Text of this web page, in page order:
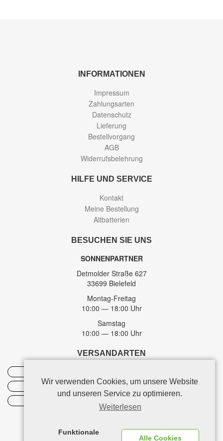
Wir verwenden Cookies, um unsere Website
und unseren Service zu optimieren.
Weiterlesen
Funktionale
Alle Cookies
INFORMATIONEN
Impressum
Zahlungsarten
Datenschutz
Lieferung
Bestellvorgang
AGB
Widerrufsbelehrung
HILFE UND SERVICE
Kontakt
Meine Bestellung
Altbatterien
BESUCHEN SIE UNS
SONNENPARTNER
Detmolder Straße 627
33699 Bielefeld
Montag-Freitag
10:00 — 18:00 Uhr
Samstag
10:00 — 18:00 Uhr
VERSANDARTEN
Spedition